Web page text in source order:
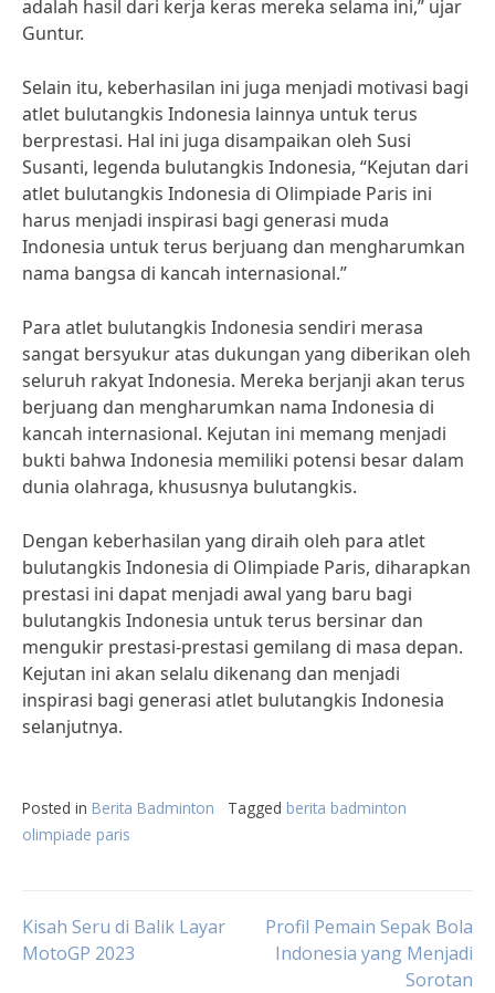
adalah hasil dari kerja keras mereka selama ini,” ujar
Guntur.
Selain itu, keberhasilan ini juga menjadi motivasi bagi
atlet bulutangkis Indonesia lainnya untuk terus
berprestasi. Hal ini juga disampaikan oleh Susi
Susanti, legenda bulutangkis Indonesia, “Kejutan dari
atlet bulutangkis Indonesia di Olimpiade Paris ini
harus menjadi inspirasi bagi generasi muda
Indonesia untuk terus berjuang dan mengharumkan
nama bangsa di kancah internasional.”
Para atlet bulutangkis Indonesia sendiri merasa
sangat bersyukur atas dukungan yang diberikan oleh
seluruh rakyat Indonesia. Mereka berjanji akan terus
berjuang dan mengharumkan nama Indonesia di
kancah internasional. Kejutan ini memang menjadi
bukti bahwa Indonesia memiliki potensi besar dalam
dunia olahraga, khususnya bulutangkis.
Dengan keberhasilan yang diraih oleh para atlet
bulutangkis Indonesia di Olimpiade Paris, diharapkan
prestasi ini dapat menjadi awal yang baru bagi
bulutangkis Indonesia untuk terus bersinar dan
mengukir prestasi-prestasi gemilang di masa depan.
Kejutan ini akan selalu dikenang dan menjadi
inspirasi bagi generasi atlet bulutangkis Indonesia
selanjutnya.
Posted in Berita Badminton Tagged berita badminton
olimpiade paris
Post
Kisah Seru di Balik Layar
MotoGP 2023
Profil Pemain Sepak Bola
Indonesia yang Menjadi
Sorotan